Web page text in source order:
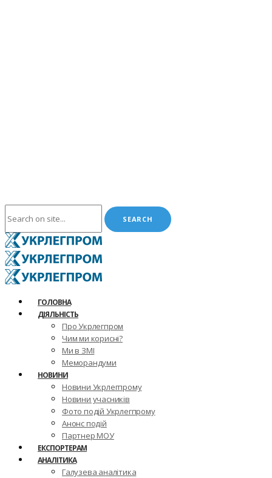
ГОЛОВНА
ДІЯЛЬНІСТЬ
Про Укрлегпром
Чим ми корисні?
Ми в ЗМІ
Меморандуми
НОВИНИ
Новини Укрлегпрому
Новини учасників
Фото подій Укрлегпрому
Анонс подій
Партнер МОУ
ЕКСПОРТЕРАМ
АНАЛІТИКА
Галузева аналітика